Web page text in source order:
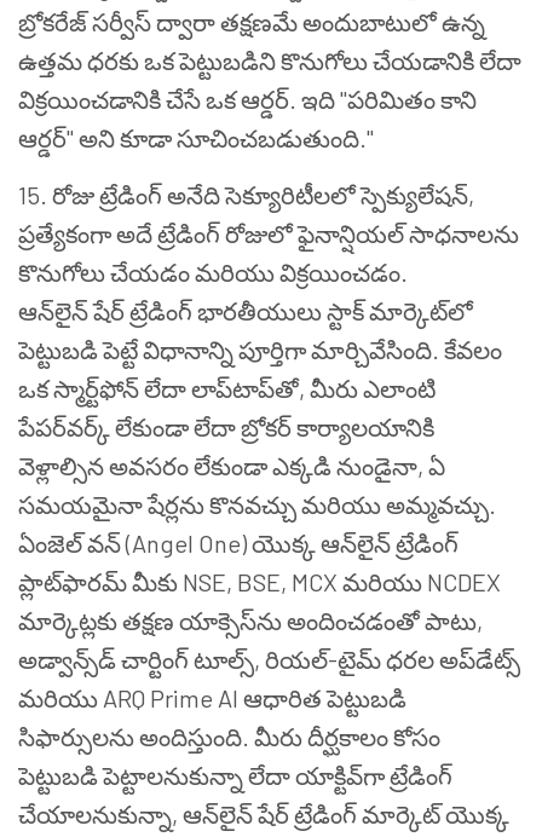
బ్రోకరేజ్ సర్వీస్ ద్వారా తక్షణమే అందుబాటులో ఉన్న
ఉత్తమ ధరకు ఒక పెట్టుబడిని కొనుగోలు చేయడానికి లేదా
విక్రయించడానికి చేసే ఒక ఆర్డర్. ఇది "పరిమితం కాని
ఆర్డర్" అని కూడా సూచించబడుతుంది."
15. రోజు ట్రేడింగ్ అనేది సెక్యూరిటీలలో స్పెక్యులేషన్,
ప్రత్యేకంగా అదే ట్రేడింగ్ రోజులో ఫైనాన్షియల్ సాధనాలను
కొనుగోలు చేయడం మరియు విక్రయించడం.
ఆన్‌లైన్ షేర్ ట్రేడింగ్ భారతీయులు స్టాక్ మార్కెట్‌లో
పెట్టుబడి పెట్టే విధానాన్ని పూర్తిగా మార్చివేసింది. కేవలం
ఒక స్మార్ట్‌ఫోన్ లేదా లాప్‌టాప్‌తో, మీరు ఎలాంటి
పేపర్‌వర్క్ లేకుండా లేదా బ్రోకర్ కార్యాలయానికి
వెళ్లాల్సిన అవసరం లేకుండా ఎక్కడి నుండైనా, ఏ
సమయమైనా షేర్లను కొనవచ్చు మరియు అమ్మవచ్చు.
ఏంజెల్ వన్ (Angel One) యొక్క ఆన్‌లైన్ ట్రేడింగ్
ప్లాట్‌ఫారమ్ మీకు NSE, BSE, MCX మరియు NCDEX
మార్కెట్లకు తక్షణ యాక్సెస్‌ను అందించడంతో పాటు,
అడ్వాన్స్‌డ్ చార్టింగ్ టూల్స్, రియల్-టైమ్ ధరల అప్‌డేట్స్
మరియు ARQ Prime AI ఆధారిత పెట్టుబడి
సిఫార్సులను అందిస్తుంది. మీరు దీర్ఘకాలం కోసం
పెట్టుబడి పెట్టాలనుకున్నా లేదా యాక్టివ్‌గా ట్రేడింగ్
చేయాలనుకున్నా, ఆన్‌లైన్ షేర్ ట్రేడింగ్ మార్కెట్ యొక్క